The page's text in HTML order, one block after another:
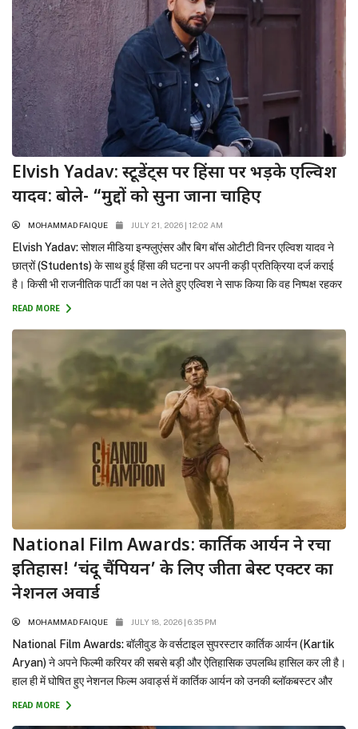
Elvish Yadav: स्टूडेंट्स पर हिंसा पर भड़के एल्विश
यादव: बोले- “मुद्दों को सुना जाना चाहिए
MOHAMMAD FAIQUE JULY 21, 2026 | 12:02 AM
Elvish Yadav: सोशल मीडिया इन्फ्लुएंसर और बिग बॉस ओटीटी विनर एल्विश यादव ने
छात्रों (Students) के साथ हुई हिंसा की घटना पर अपनी कड़ी प्रतिक्रिया दर्ज कराई
है। किसी भी राजनीतिक पार्टी का पक्ष न लेते हुए एल्विश ने साफ किया कि वह निष्पक्ष रहकर
छात्रों के हक में बात कर रहे हैं और उनके...
READ MORE
National Film Awards: कार्तिक आर्यन ने रचा
इतिहास! ‘चंदू चैंपियन’ के लिए जीता बेस्ट एक्टर का
नेशनल अवार्ड
MOHAMMAD FAIQUE JULY 18, 2026 | 6:35 PM
National Film Awards: बॉलीवुड के वर्सटाइल सुपरस्टार कार्तिक आर्यन (Kartik
Aryan) ने अपने फिल्मी करियर की सबसे बड़ी और ऐतिहासिक उपलब्धि हासिल कर ली है।
हाल ही में घोषित हुए नेशनल फिल्म अवार्ड्स में कार्तिक आर्यन को उनकी ब्लॉकबस्टर और
प्रेरणादायक फिल्म ‘चंदू चैंपियन’ (Chandu Champion) में शानदार अभिनय के लिए
READ MORE